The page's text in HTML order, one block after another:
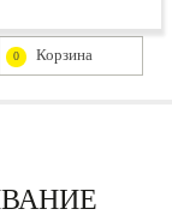
0 Корзина